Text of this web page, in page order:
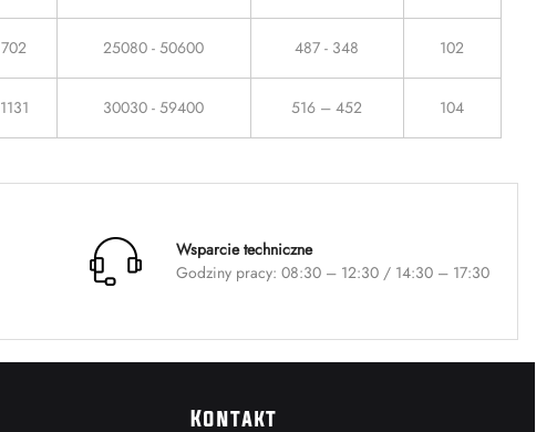
702 25080 - 50600 487 - 348 102
1131 30030 - 59400 516 – 452 104
Wsparcie techniczne
Godziny pracy: 08:30 – 12:30 / 14:30 – 17:30
Kontakt